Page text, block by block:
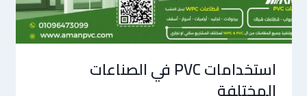
استخدامات PVC في الصناعات